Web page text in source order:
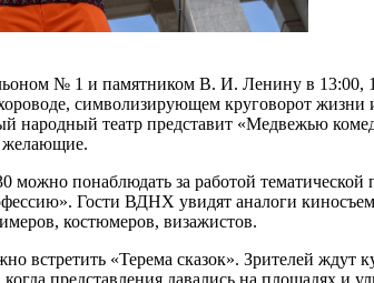
№ 1 и памятником В. И. Ленину в 13:00,
символизирующем круговорот
народный театр представит «Медвежью
желающие.
можно понаблюдать за работой
Гости ВДНХ увидят аналоги
костюмеров, визажистов.
встретить «Терема сказок». Зрителей
представления давались на площадях и